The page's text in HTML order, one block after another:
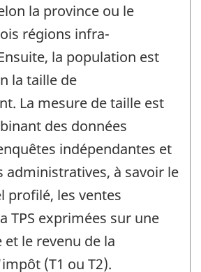
la province ou le
régions infra-
la population est
la taille de
La mesure de taille est
des données
indépendantes et
administratives, à savoir le
profilé, les ventes
TPS exprimées sur une
et le revenu de la
(T1 ou T2).